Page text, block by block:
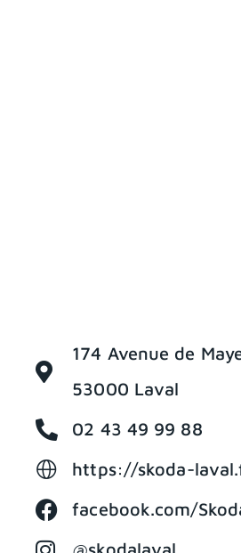
174 Avenue de
53000 Laval
02 43 49 99 88
https://skoda-
facebook.com/